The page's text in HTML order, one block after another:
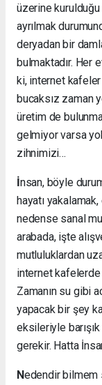
üzerine
ayrılmak
deryadan bir
bulmaktadır. Her
ki, internet
bucaksız zaman
üretim de
gelmiyor varsa
zihnimizi…
İnsan, böyle
hayatı
nedense sanal
arabada, işte
mutluluklardan
internet kafelerde
Zamanın su gibi
yapacak bir şey
eksileriyle
gerekir. Hatta
Nedendir bilmem